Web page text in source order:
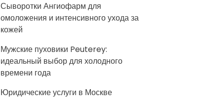
Сыворотки Ангиофарм для
омоложения и интенсивного ухода за
кожей
Мужские пуховики Peuterey:
идеальный выбор для холодного
времени года
Юридические услуги в Москве